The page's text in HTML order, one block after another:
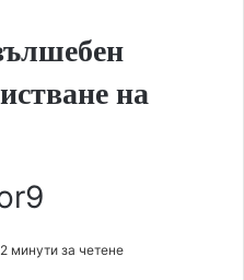
на
2 минути за четене